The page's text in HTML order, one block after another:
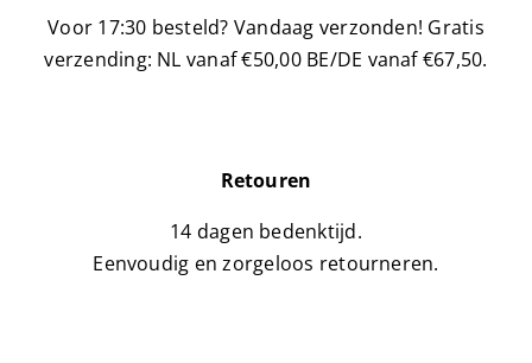
Voor 17:30 besteld? Vandaag verzonden! Gratis
verzending: NL vanaf €50,00 BE/DE vanaf €67,50.
Retouren
14 dagen bedenktijd.
Eenvoudig en zorgeloos retourneren.